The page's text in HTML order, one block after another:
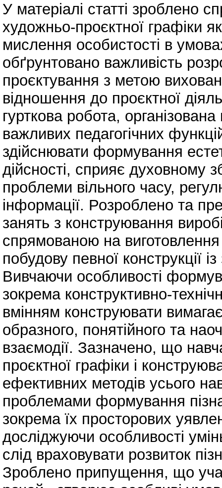
У матеріалі статті зроблено
художньо-проєктної графіки
мислення особистості в
обґрунтовано важливість
проєктування з метою
відношення до проєктної
гурткова робота,
важливих педагогічних
здійснювати формування
дійсності, сприяє духовному
проблеми вільного часу,
інформації. Розроблено та
занять з конструювання
спрямованою на
побудову певної конструкції
Вивчаючи особливості
зокрема конструктивно-
вмінням конструювати
образного, понятійного та
взаємодії. Зазначено, що
проєктної графіки і
ефективних методів усього
проблемами формування
зокрема їх просторових
досліджуючи особливості
слід враховувати розвиток
Зроблено припущення, що